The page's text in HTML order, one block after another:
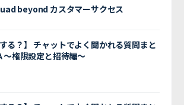
beyond カスタマーサクセス
る？】 チャットでよく聞かれる質問まと
〜権限設定と招待編〜